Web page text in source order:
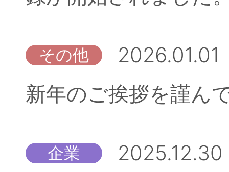
その他
2026.01.01
新年のご挨拶を謹ん
企業
2025.12.30